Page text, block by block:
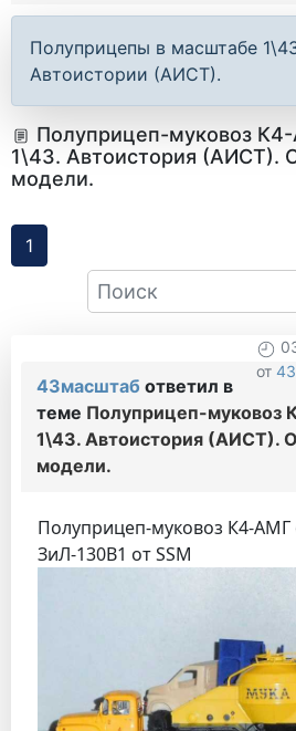
Полуприцепы в масштабе
Автоистории (АИСТ).
Полуприцеп-муковоз
1\43. Автоистория (АИСТ).
модели.
1
от
43масштаб ответил в
теме Полуприцеп-муковоз
1\43. Автоистория (АИСТ).
модели.
Полуприцеп-муковоз К4-АМГ
ЗиЛ-130В1 от SSM